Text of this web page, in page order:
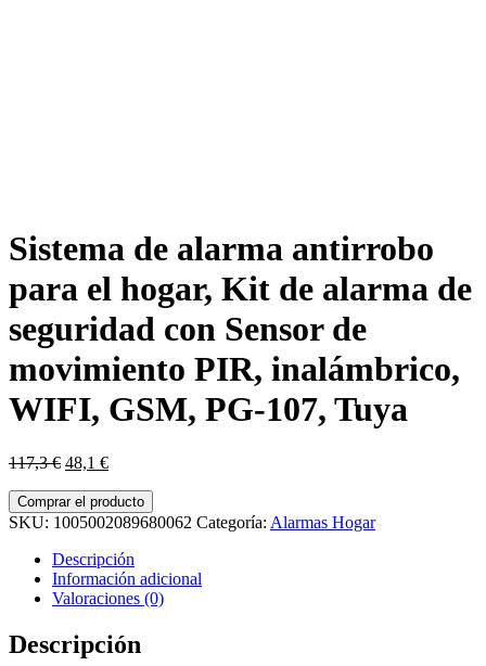
Sistema de alarma antirrobo
para el hogar, Kit de alarma de
seguridad con Sensor de
movimiento PIR, inalámbrico,
WIFI, GSM, PG-107, Tuya
117,3€ El
original
era:
48,1 €El
actual
es:
Comprar el producto
SKU: 1005002089680062 Categoría: Alarmas Hogar
Descripción
Información adicional
Valoraciones (0)
Descripción